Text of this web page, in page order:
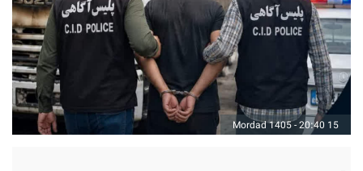
15 Mordad 1405 - 20:40